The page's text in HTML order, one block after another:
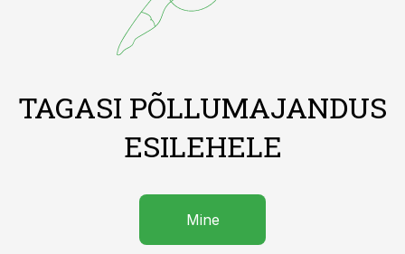
TAGASI PÕLLUMAJANDUS
ESILEHELE
Mine